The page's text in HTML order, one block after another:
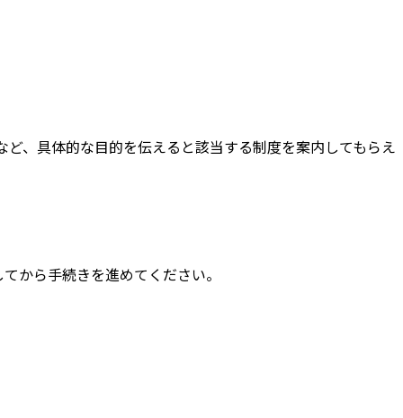
、具体的な目的を伝えると該当する制度を案内してもらえ
から手続きを進めてください。